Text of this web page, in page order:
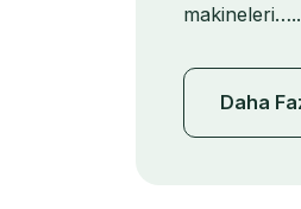
makineleri…..
Daha